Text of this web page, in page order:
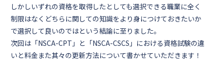
しかしいずれの資格を取得したとしても選択できる職業に全く
制限はなくどちらに関しての知識をより身につけておきたいか
で選択して良いのではという結論に至りました。
次回は「NSCA-CPT 」と「NSCA-CSCS 」における資格試験の違
いと料金また其々の更新方法について書かせていただきます！